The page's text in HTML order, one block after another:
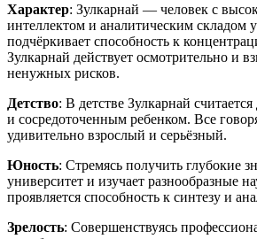
Характер: Зулкарнай — человек с
интеллектом и аналитическим складом
подчёркивает способность к
Зулкарнай действует осмотрительно и
ненужных рисков.
Детство: В детстве Зулкарнай
и сосредоточенным ребенком. Все
удивительно взрослый и серьёзный.
Юность: Стремясь получить глубокие
университет и изучает разнообразные
проявляется способность к синтезу и
Зрелость: Совершенствуясь